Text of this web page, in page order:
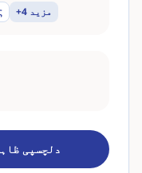
+4 مزید
دلچسپی